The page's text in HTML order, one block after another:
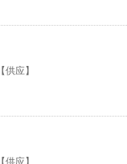
【供应】
【供应】